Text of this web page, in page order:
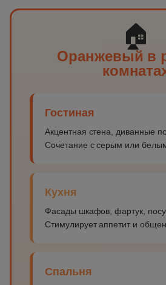
🏠
Оранжевый в
Гостиная
Акцентная стена, диванные
Сочетание с серым или
Кухня
Фасады шкафов, фартук,
Стимулирует аппетит и
Спальня